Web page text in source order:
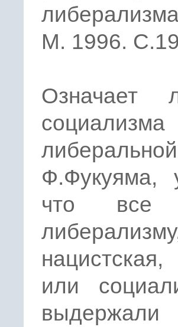
M. 1996.
Означает
Ф.Фукуяма,
что все
или